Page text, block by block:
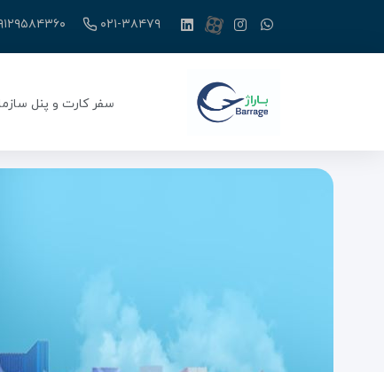
۰۲۱-۳۸۴۷۹
سفر کارت و پنل